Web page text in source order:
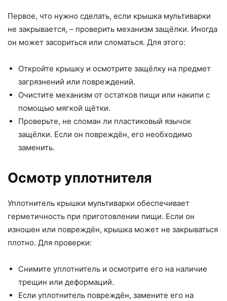
Первое, что нужно сделать, если крышка мультиварки
не закрывается, – проверить механизм защёлки. Иногда
он может засориться или сломаться. Для этого:
Откройте крышку и осмотрите защёлку на предмет
загрязнений или повреждений.
Очистите механизм от остатков пищи или накипи с
помощью мягкой щётки.
Проверьте, не сломан ли пластиковый язычок
защёлки. Если он повреждён, его необходимо
заменить.
Осмотр уплотнителя
Уплотнитель крышки мультиварки обеспечивает
герметичность при приготовлении пищи. Если он
изношен или повреждён, крышка может не закрываться
плотно. Для проверки:
Снимите уплотнитель и осмотрите его на наличие
трещин или деформаций.
Если уплотнитель повреждён, замените его на